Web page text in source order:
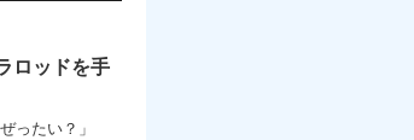
ロッドを手
ったい？」